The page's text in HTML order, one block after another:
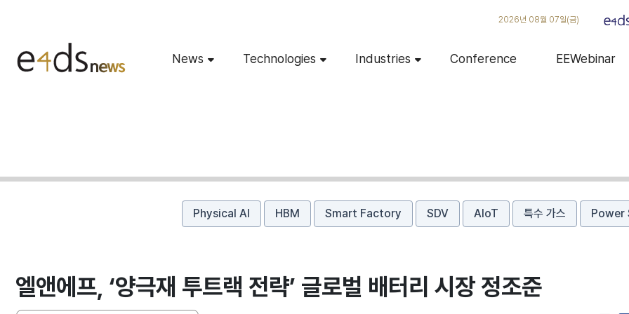
2026년 08월 07일(금)
News Technologies Industries Conference EEWebinar
Physical AI HBM Smart Factory SDV AIoT 특수 가스 Power
엘앤에프, ‘양극재 투트랙 전략’ 글로벌 배터리 시장 정조준